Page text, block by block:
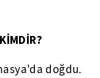
doğdu.